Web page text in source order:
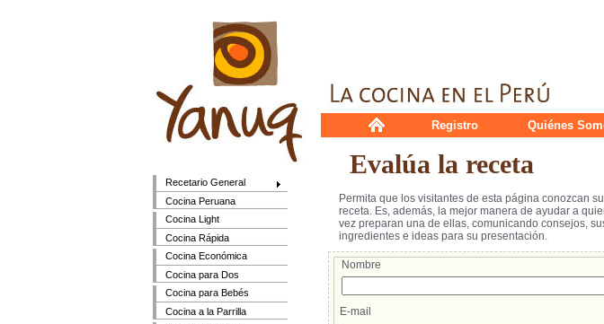
Recetario General
Cocina Peruana
Cocina Light
Cocina Rápida
Cocina Económica
Cocina para Dos
Cocina para Bebés
Cocina a la Parrilla
Registro Quiénes
Evalúa la receta
Permita que los visitantes de esta página conozcan
receta. Es, además, la mejor manera de ayudar a
vez preparan una de ellas, comunicando consejos,
ingredientes e ideas para su presentación.
Nombre
E-mail